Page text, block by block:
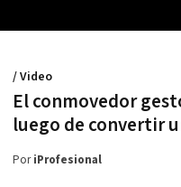
El conmovedor
luego de convertir
/ Video
PoriProfesional